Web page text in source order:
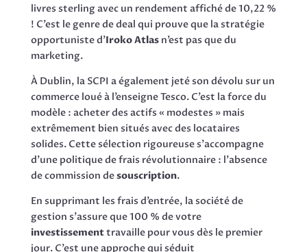
livres sterling avec un rendement affiché de 10,22 %
! C’est le genre de deal qui prouve que la stratégie
opportuniste d’Iroko Atlasn’est pas que du
marketing.
À Dublin, la SCPI a également jeté son dévolu sur un
commerce loué à l’enseigne Tesco. C’est la force du
modèle : acheter des actifs « modestes » mais
extrêmement bien situés avec des locataires
solides. Cette sélection rigoureuse s’accompagne
d’une politique de frais révolutionnaire : l’absence
de commission desouscription.
En supprimant les frais d’entrée, la société de
gestion s’assure que 100 % de votre
investissementtravaille pour vous dès le premier
jour. C’est une approche qui séduit